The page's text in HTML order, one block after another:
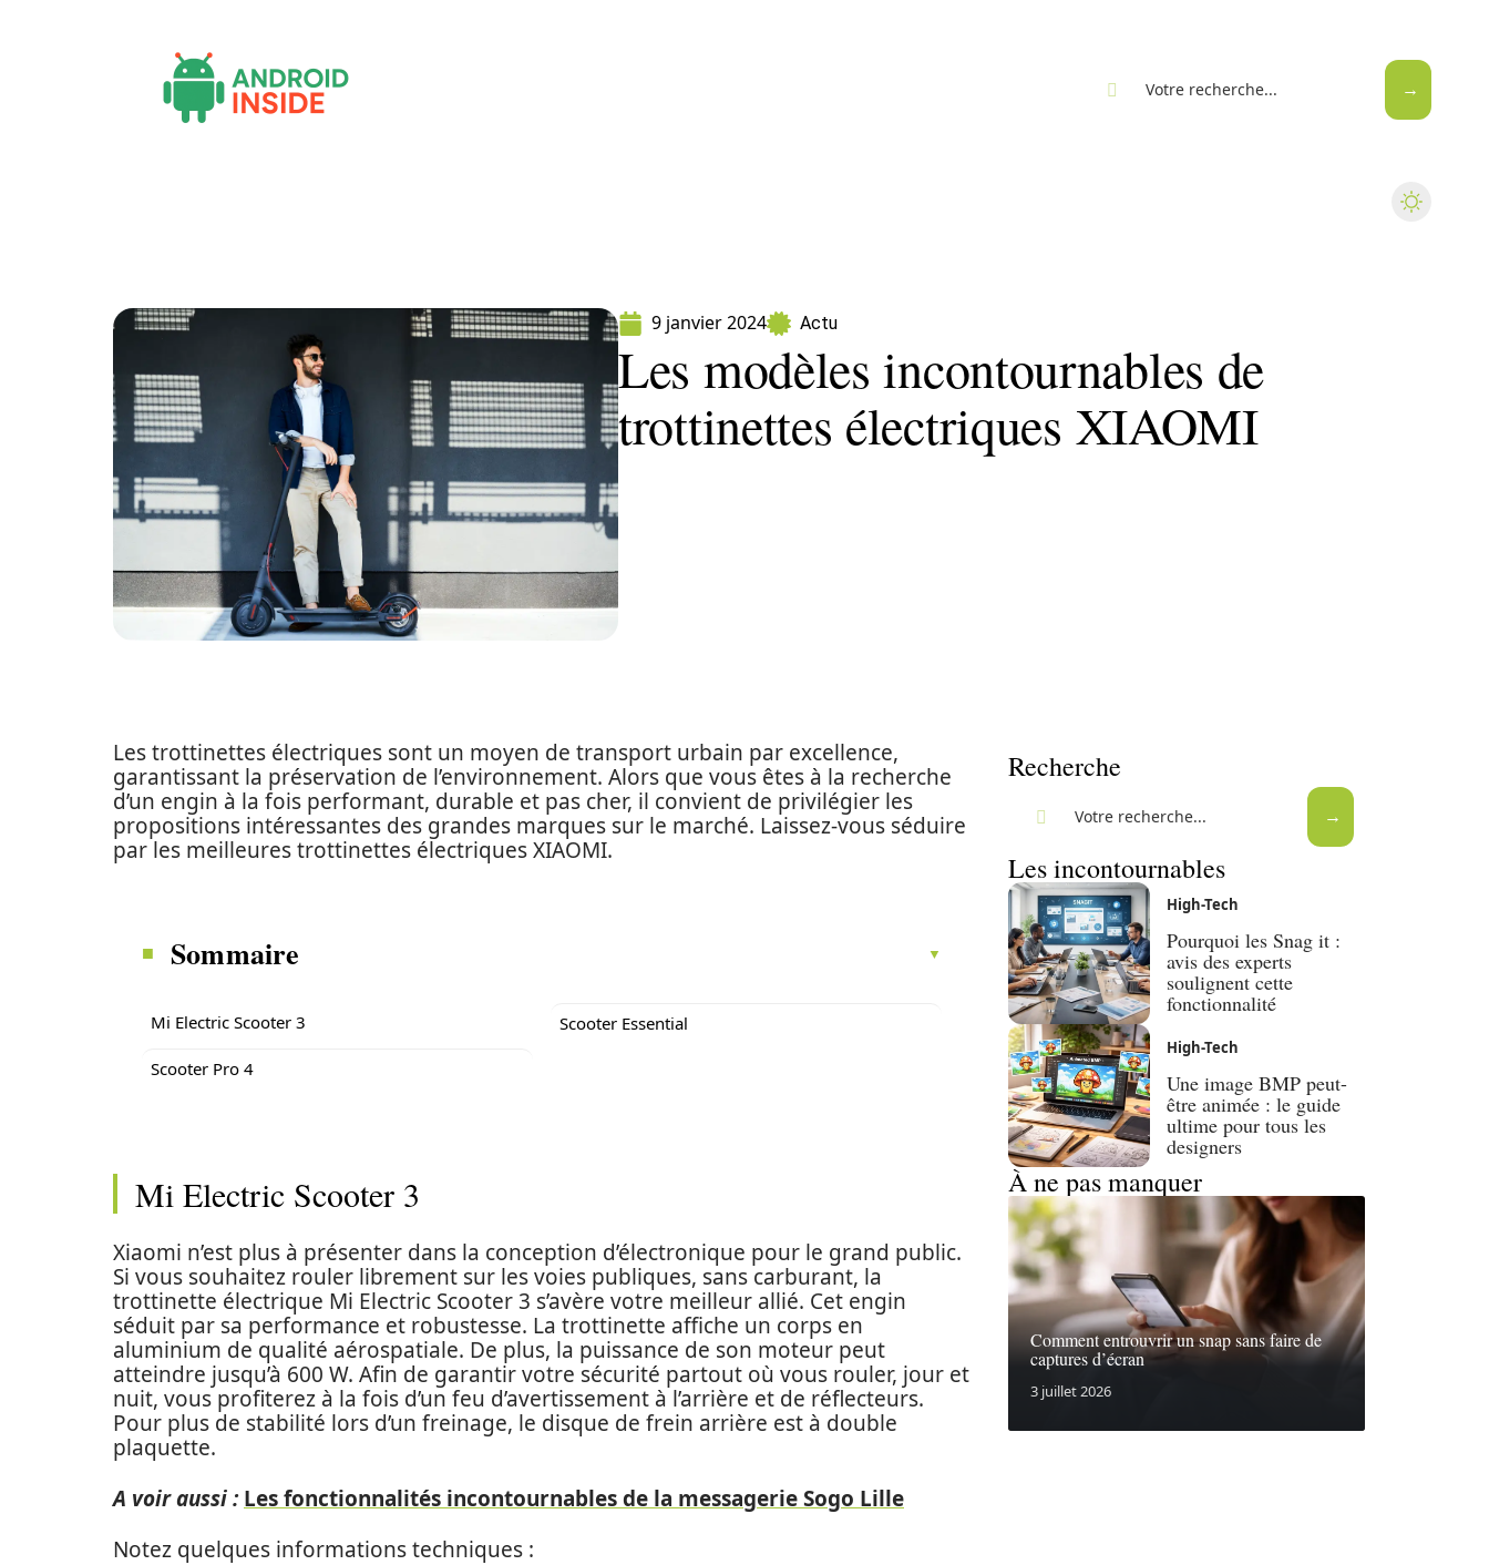
9 janvier 2024 Actu
Les modèles incontournables de
trottinettes électriques XIAOMI
Les trottinettes électriques sont un moyen de transport urbain par excellence,
garantissant la préservation de l’environnement. Alors que vous êtes à la recherche
d’un engin à la fois performant, durable et pas cher, il convient de privilégier les
propositions intéressantes des grandes marques sur le marché. Laissez-vous séduire
par les meilleures trottinettes électriques XIAOMI.
Sommaire
Mi Electric Scooter 3
Scooter Pro 4
Scooter Essential
Mi Electric Scooter 3
Xiaomi n’est plus à présenter dans la conception d’électronique pour le grand public.
Si vous souhaitez rouler librement sur les voies publiques, sans carburant, la
trottinette électrique Mi Electric Scooter 3 s’avère votre meilleur allié. Cet engin
séduit par sa performance et robustesse. La trottinette affiche un corps en
aluminium de qualité aérospatiale. De plus, la puissance de son moteur peut
atteindre jusqu’à 600 W. Afin de garantir votre sécurité partout où vous rouler, jour et
nuit, vous profiterez à la fois d’un feu d’avertissement à l’arrière et de réflecteurs.
Pour plus de stabilité lors d’un freinage, le disque de frein arrière est à double
plaquette.
A voir aussi : Les fonctionnalités incontournables de la messagerie Sogo Lille
Notez quelques informations techniques :
Recherche
Les incontournables
High-Tech
Pourquoi les Snag it :
avis des experts
soulignent cette
fonctionnalité
High-Tech
Une image BMP peut-
être animée : le guide
ultime pour tous les
designers
À ne pas manquer
Comment entrouvrir un snap sans faire de
captures d’écran
3 juillet 2026